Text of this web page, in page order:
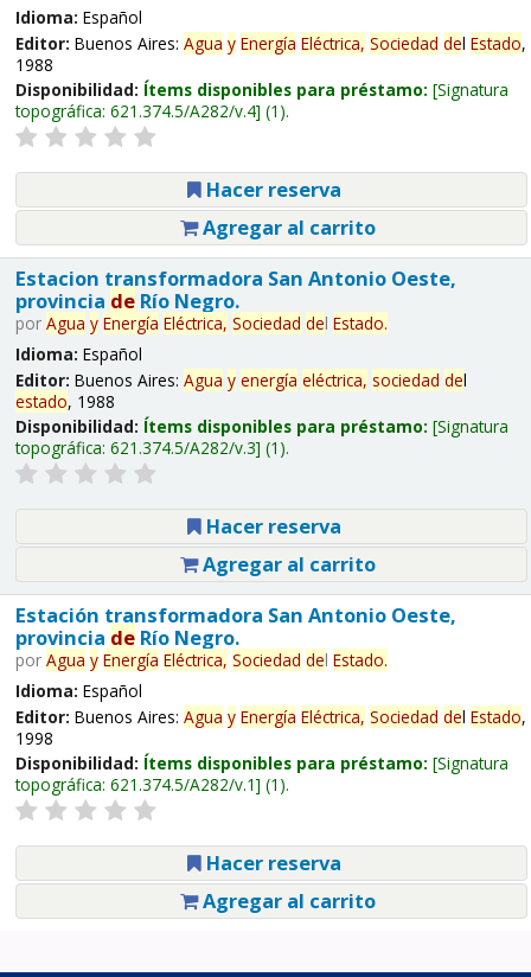
Idioma: Español
Editor: Buenos Aires: Agua y Energía Eléctrica, Sociedad del Estado,
1988
Disponibilidad: Ítems disponibles para préstamo: Signatura
topográfica: 621.374.5/A282/v.4 (1).
Hacer reserva
Agregar al carrito
Estacion transformadora San Antonio Oeste,
provincia deRío Negro.
por Agua y Energía Eléctrica, Sociedad del Estado.
Idioma: Español
Editor: Buenos Aires: Agua y energía eléctrica, sociedad del
estado, 1988
Disponibilidad: Ítems disponibles para préstamo: Signatura
topográfica: 621.374.5/A282/v.3 (1).
Hacer reserva
Agregar al carrito
Estación transformadora San Antonio Oeste,
provincia deRío Negro.
por Agua y Energía Eléctrica, Sociedad del Estado.
Idioma: Español
Editor: Buenos Aires: Agua y Energía Eléctrica, Sociedad del Estado,
1998
Disponibilidad: Ítems disponibles para préstamo: Signatura
topográfica: 621.374.5/A282/v.1 (1).
Hacer reserva
Agregar al carrito